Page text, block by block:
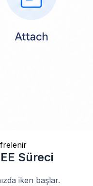
Süreci
iken başlar.